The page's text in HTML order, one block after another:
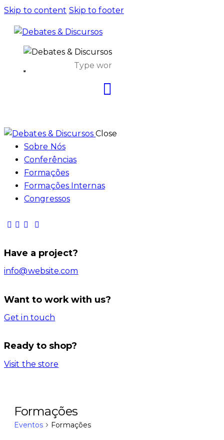
Skip to content Skip to footer
Close
Sobre Nós
Conferências
Formações
Formações Internas
Congressos
Have a project?
info@website.com
Want to work with us?
Get in touch
Ready to shop?
Visit the store
Formações
Eventos Formações